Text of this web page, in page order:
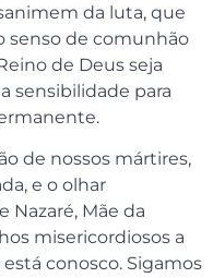
da luta, que
de comunhão
de Deus seja
sensibilidade para
de nossos mártires,
e o olhar
Nazaré, Mãe da
misericordiosos a
conosco. Sigamos